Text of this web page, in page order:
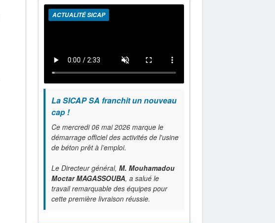
ACTUALITÉ SICAP
La SICAP SA franchit un nouveau
cap !
Ce mercredi 06 mai 2026 marque le
démarrage officiel des activités de l'usine
de béton prêt à l’emploi.
Le Directeur général, M. Mouhamadou
Moctar MAGASSOUBA, a salué le
travail remarquable des équipes pour
cette première livraison réussie.